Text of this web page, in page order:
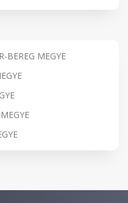
BEREG MEGYE